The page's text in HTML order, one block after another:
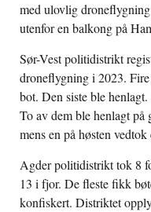
med ulovlig
utenfor en balkong på
Sør-Vest politidistrikt
droneflygning i 2023.
bot. Den siste ble
To av dem ble henlagt
mens en på høsten
Agder politidistrikt tok 8
13 i fjor. De fleste fikk
konfiskert. Distriktet